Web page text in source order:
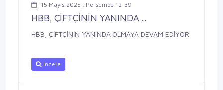
15 Mayıs 2025 , Perşembe 12:39
HBB, ÇİFTÇİNİN YANINDA ...
HBB, ÇİFTÇİNİN YANINDA OLMAYA DEVAM EDİYOR
İncele